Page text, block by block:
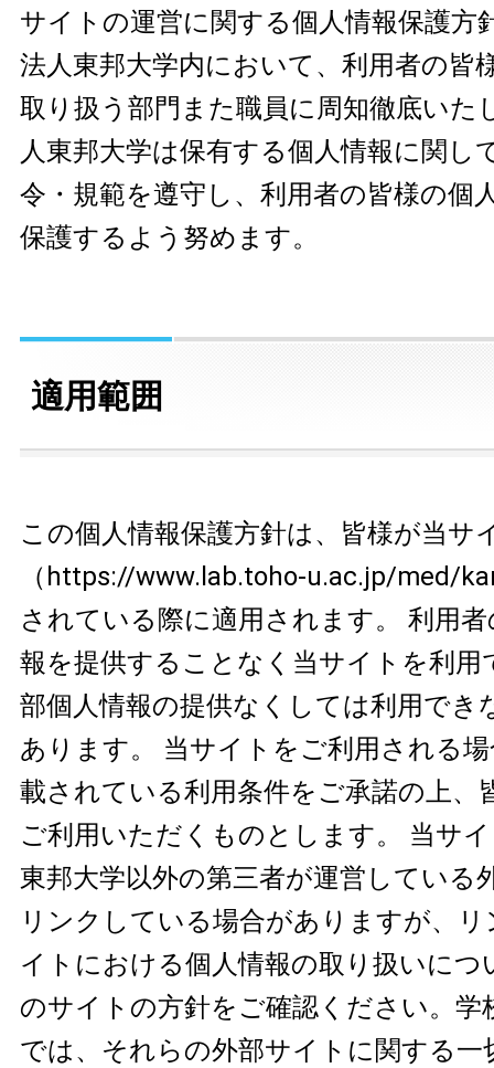
サイトの運営に関する個人情報保護方
法人東邦大学内において、利用者の皆
取り扱う部門また職員に周知徹底いた
人東邦大学は保有する個人情報に関し
令・規範を遵守し、利用者の皆様の個
保護するよう努めます。
適用範囲
この個人情報保護方針は、皆様が当サ
（https://www.lab.toho-u.ac.jp/med/
されている際に適用されます。 利用
報を提供することなく当サイトを利用
部個人情報の提供なくしては利用でき
あります。 当サイトをご利用される
載されている利用条件をご承諾の上、
ご利用いただくものとします。 当サ
東邦大学以外の第三者が運営している
リンクしている場合がありますが、
イトにおける個人情報の取り扱いにつ
のサイトの方針をご確認ください。学
では、それらの外部サイトに関する一